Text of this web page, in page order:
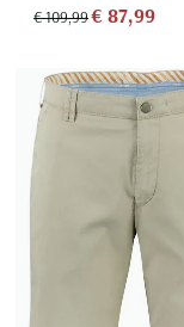
€ 109,99€ 87,99